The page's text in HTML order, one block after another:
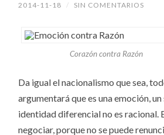
2014-11-18 / SIN COMENTARIOS
Corazón contra Razón
Da igual el nacionalismo que sea,
argumentará que es una emoción,
identidad diferencial no es racional.
negociar, porque no se puede